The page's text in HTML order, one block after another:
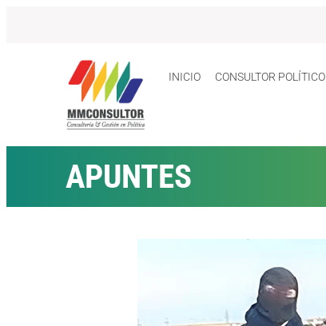
INICIO CONSULTOR POLÍTICO
APUNTES